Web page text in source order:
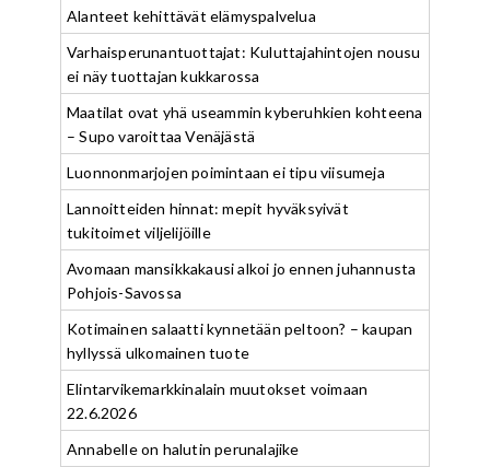
Alanteet kehittävät elämyspalvelua
Varhaisperunantuottajat: Kuluttajahintojen nousu
ei näy tuottajan kukkarossa
Maatilat ovat yhä useammin kyberuhkien kohteena
– Supo varoittaa Venäjästä
Luonnonmarjojen poimintaan ei tipu viisumeja
Lannoitteiden hinnat: mepit hyväksyivät
tukitoimet viljelijöille
Avomaan mansikkakausi alkoi jo ennen juhannusta
Pohjois-Savossa
Kotimainen salaatti kynnetään peltoon? – kaupan
hyllyssä ulkomainen tuote
Elintarvikemarkkinalain muutokset voimaan
22.6.2026
Annabelle on halutin perunalajike